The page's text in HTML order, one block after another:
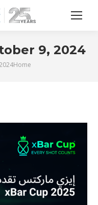
9, 2024
here:
Home